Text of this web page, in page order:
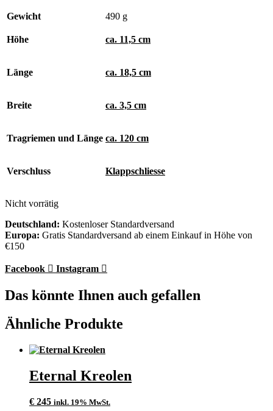
Gewicht 490 g
Höhe ca. 11,5 cm
Länge ca. 18,5 cm
Breite ca. 3,5 cm
Tragriemen und Länge ca. 120 cm
Verschluss Klappschliesse
Nicht vorrätig
Deutschland: Kostenloser Standardversand
Europa: Gratis Standardversand ab einem Einkauf in Höhe von
€150
Facebook Instagram
Das könnte Ihnen auch gefallen
Ähnliche Produkte
Eternal Kreolen
€ 245 inkl. 19% MwSt.